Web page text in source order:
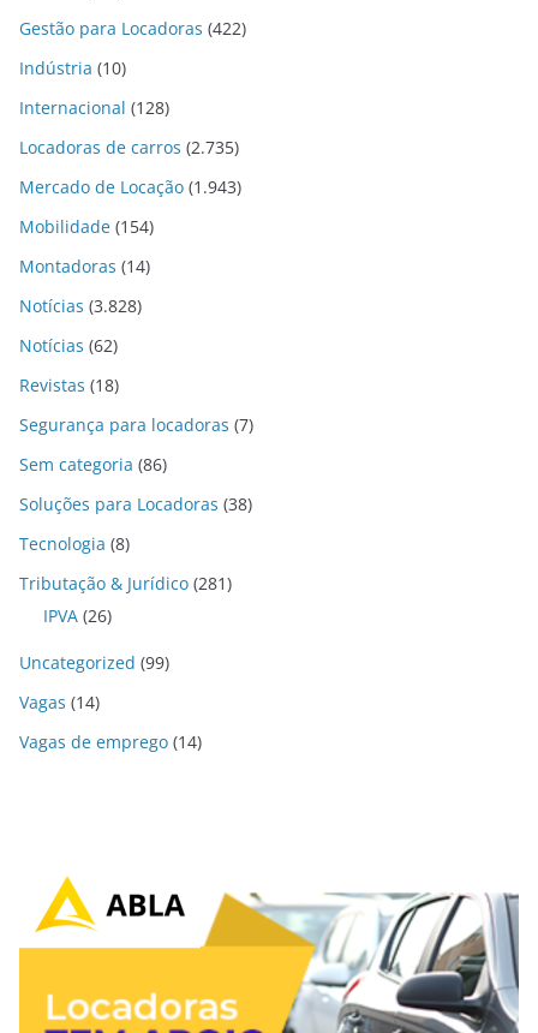
Gestão para Locadoras (422)
Indústria (10)
Internacional (128)
Locadoras de carros (2.735)
Mercado de Locação (1.943)
Mobilidade (154)
Montadoras (14)
Notícias (3.828)
Notícias (62)
Revistas (18)
Segurança para locadoras (7)
Sem categoria (86)
Soluções para Locadoras (38)
Tecnologia (8)
Tributação & Jurídico (281)
IPVA (26)
Uncategorized (99)
Vagas (14)
Vagas de emprego (14)